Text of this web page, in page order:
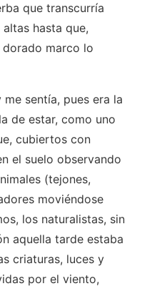
que transcurría
hasta que,
dorado marco lo
sentía, pues era la
de estar, como uno
cubiertos con
el suelo observando
(tejones,
moviéndose
los naturalistas, sin
aquella tarde estaba
criaturas, luces y
por el viento,